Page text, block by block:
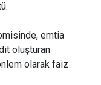
emtia
oluşturan
olarak faiz